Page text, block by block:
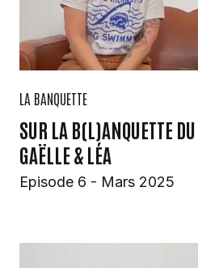
LA BANQUETTE
SUR LA B(L)ANQUETTE
GAËLLE & LÉA
Episode 6 - Mars 2025